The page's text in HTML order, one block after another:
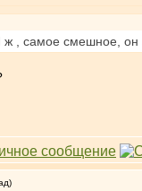
, самое смешное,